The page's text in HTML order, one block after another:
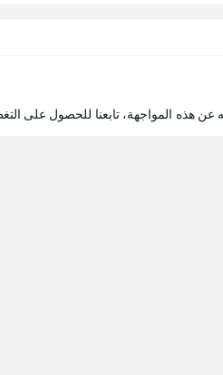
هذه المواجهة، تابعنا للحصول على